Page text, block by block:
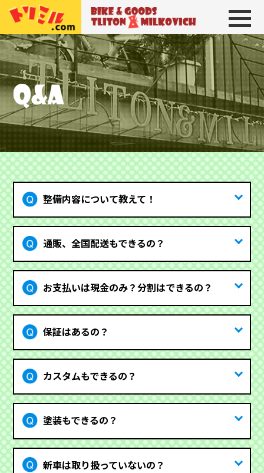
トリトン＆ミルコビッチ BIKE＆
整備内容について教えて！
通販、全国配送もできるの？
お支払いは現金のみ？分割はできるの？
保証はあるの？
カスタムもできるの？
塗装もできるの？
新車は取り扱っていないの？